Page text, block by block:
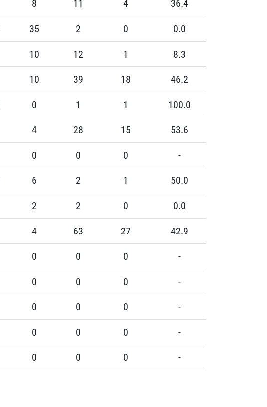
8 11 4 36.4
35 2 0 0.0
10 12 1 8.3
10 39 18 46.2
0 1 1 100.0
4 28 15 53.6
0 0 0 -
6 2 1 50.0
2 2 0 0.0
4 63 27 42.9
0 0 0 -
0 0 0 -
0 0 0 -
0 0 0 -
0 0 0 -